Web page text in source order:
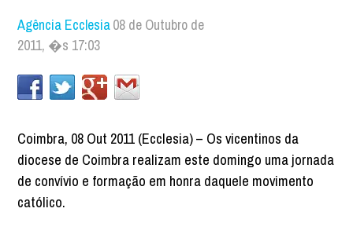
Agência Ecclesia08 de Outubro de
2011, �s 17:03
Coimbra, 08 Out 2011 (Ecclesia) – Os vicentinos da
diocese de Coimbra realizam este domingo uma jornada
de convívio e formação em honra daquele movimento
católico.